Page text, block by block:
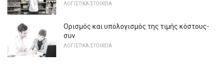
ΛΟΓΙΣΤΙΚΆ ΣΤΟΙΧΕΊΑ
Ορισμός και υπολογισμός της τιμής κόστους-
συν
ΛΟΓΙΣΤΙΚΆ ΣΤΟΙΧΕΊΑ